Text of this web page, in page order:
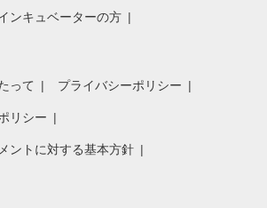
ンキュベーターの方
って プライバシーポリシー
リシー
ントに対する基本方針